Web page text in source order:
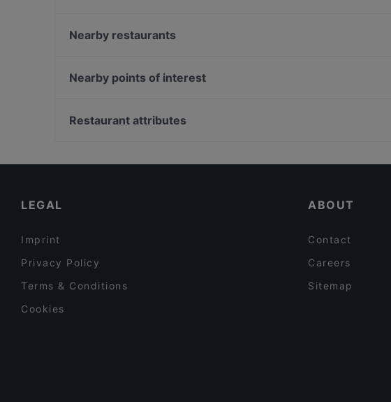
Megobaro Espoo
Noodle Story Iso Omena
Nearby restaurants
Presto Leppävaara
Nearby points of interest
Lilla Teatern, Helsinki
Restaurant attributes
LEGAL
Imprint
Privacy Policy
Terms & Conditions
Cookies
ABOUT
Contact
Careers
Sitemap